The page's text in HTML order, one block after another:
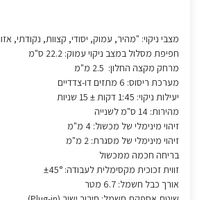
מצבי ניקוי: "מהיר, עמוק, יסודי, קצוות, נקודתי,
חפיפת מסלול במצב ניקוי עמוק: 22.2 ס"מ
מרחק מקצה החלון: 2.5 מ"מ
מערכת ריסוס: 6 מתזים דו-צדדיים
יעילות ניקוי: 1:45 דקות ± 15 שניות
מהירות: 14 ס"מ לשנייה
זיהוי מינימלי של מכשול: 4 מ"מ
זיהוי מינימלי של מסגרת: 2 מ"מ
בריחה חכמה ממכשול
זווית זכוכית מקסימלית לעבודה: ±45°
אורך כבל חשמל: 6.7 מטר